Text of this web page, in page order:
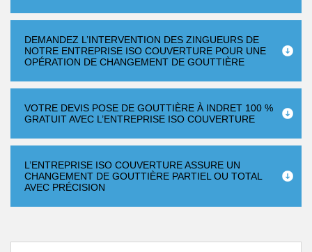
DEMANDEZ L’INTERVENTION DES ZINGUEURS DE
NOTRE ENTREPRISE ISO COUVERTURE POUR UNE
OPÉRATION DE CHANGEMENT DE GOUTTIÈRE
VOTRE DEVIS POSE DE GOUTTIÈRE À INDRET 100 %
GRATUIT AVEC L’ENTREPRISE ISO COUVERTURE
L’ENTREPRISE ISO COUVERTURE ASSURE UN
CHANGEMENT DE GOUTTIÈRE PARTIEL OU TOTAL
AVEC PRÉCISION